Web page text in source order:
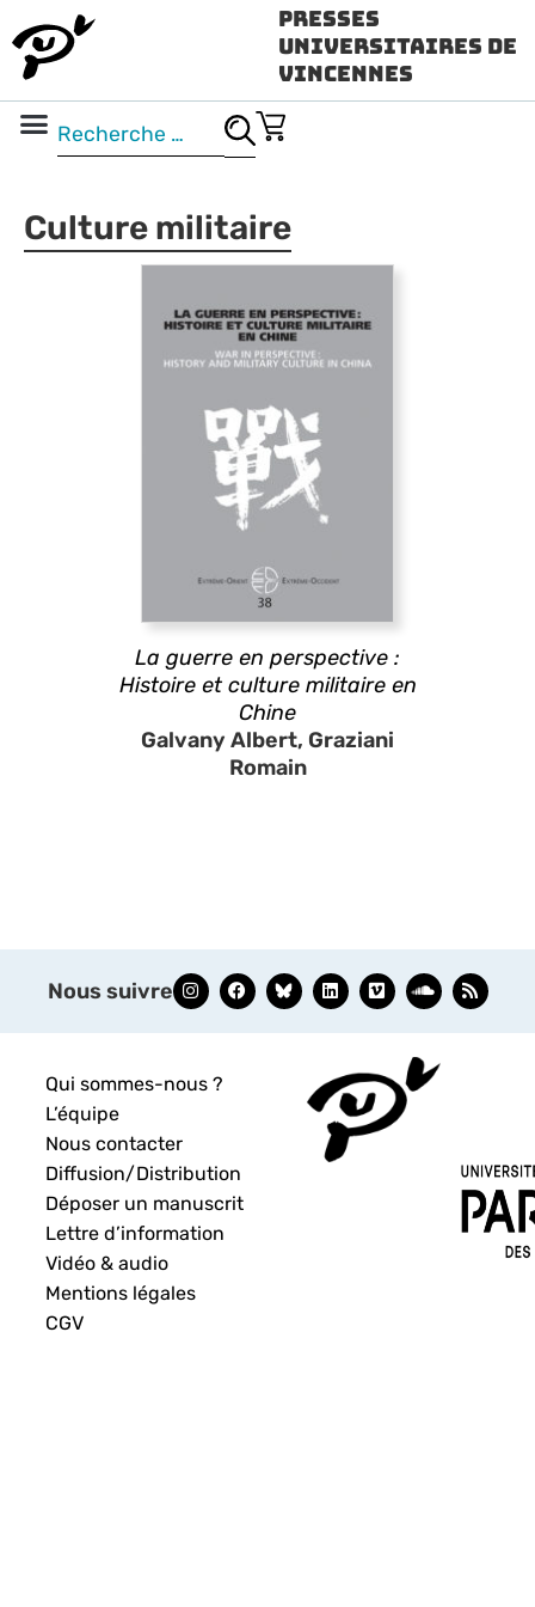
Presses
Universitaires de
Vincennes
Culture militaire
La guerre en perspective :
Histoire et culture militaire en
Chine
Galvany Albert, Graziani
Romain
Nous suivre
Qui sommes-nous ?
L’équipe
Nous contacter
Diffusion/Distribution
Déposer un manuscrit
Lettre d’information
Vidéo & audio
Mentions légales
CGV